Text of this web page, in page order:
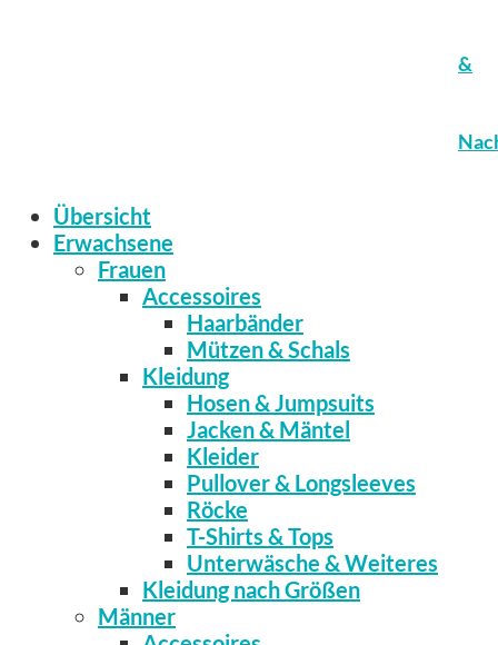
&
Übersicht
Erwachsene
Frauen
Accessoires
Haarbänder
Mützen & Schals
Kleidung
Hosen & Jumpsuits
Jacken & Mäntel
Kleider
Pullover & Longsleeves
Röcke
T-Shirts & Tops
Unterwäsche & Weiteres
Kleidung nach Größen
Männer